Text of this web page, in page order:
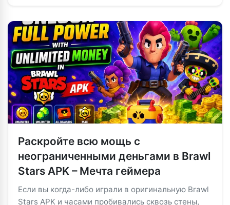
Раскройте всю мощь с
неограниченными деньгами в Brawl
Stars APK – Мечта геймера
Если вы когда-либо играли в оригинальную Brawl
Stars APK и часами пробивались сквозь стены,